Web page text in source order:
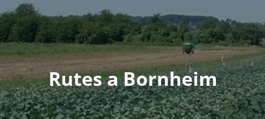
Rutes a Bornheim